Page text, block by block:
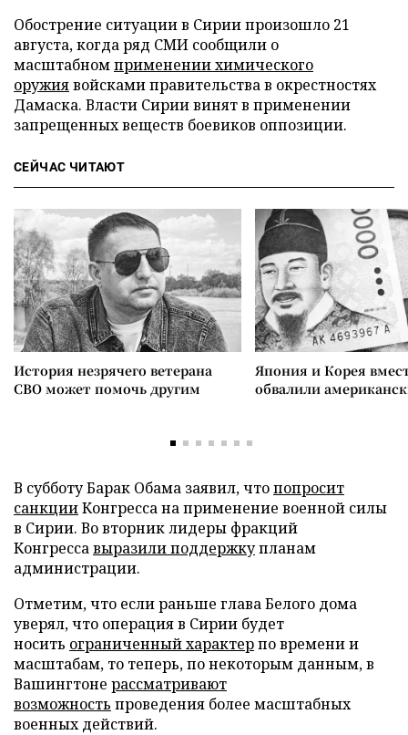
Обострение ситуации в Сирии произошло 21
августа, когда ряд СМИ сообщили о
масштабномприменении химического
оружиявойсками правительства в окрестностях
Дамаска. Власти Сирии винят в применении
запрещенных веществ боевиков оппозиции.
СЕЙЧАС ЧИТАЮТ
История незрячего ветерана
СВО может помочь другим
Япония и Корея
обвалили
В субботу Барак Обама заявил, чтопопросит
санкцииКонгресса на применение военной силы
в Сирии. Во вторник лидеры фракций
Конгрессавыразили поддержкупланам
администрации.
Отметим, что если раньше глава Белого дома
уверял, что операция в Сирии будет
носить ограниченный характерпо времени и
масштабам, то теперь, по некоторым данным, в
Вашингтоне рассматривают
возможность проведения более масштабных
военных действий.